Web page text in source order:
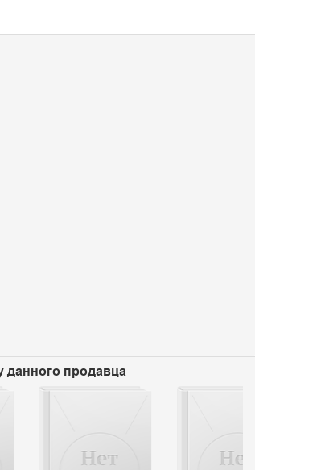
данного продавца